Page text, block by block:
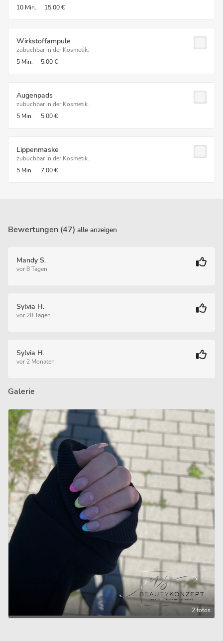
10 Min.
15,00 €
Wirkstoffampule
zubuchbar in der Kosmetik.
5 Min.
5,00 €
Augenpads
zubuchbar in der Kosmetik.
5 Min.
5,00 €
Lippenmaske
zubuchbar in der Kosmetik.
5 Min.
7,00 €
Bewertungen (47) alle anzeigen
Mandy S.
vor 8 Tagen
Sylvia H.
vor 28 Tagen
Sylvia H.
vor 2 Monaten
Galerie
2 fotos